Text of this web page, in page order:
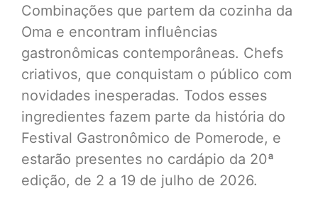
Combinações que partem da cozinha da
Oma e encontram influências
gastronômicas contemporâneas. Chefs
criativos, que conquistam o público com
novidades inesperadas. Todos esses
ingredientes fazem parte da história do
Festival Gastronômico de Pomerode, e
estarão presentes no cardápio da 20ª
edição, de 2 a 19 de julho de 2026.